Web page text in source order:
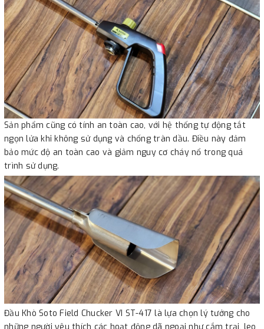
Sản phẩm cũng có tính an toàn cao, với hệ thống tự động tắt
ngọn lửa khi không sử dụng và chống tràn dầu. Điều này đảm
bảo mức độ an toàn cao và giảm nguy cơ cháy nổ trong quá
trình sử dụng.
Đầu Khò Soto Field Chucker VI ST-417 là lựa chọn lý tưởng cho